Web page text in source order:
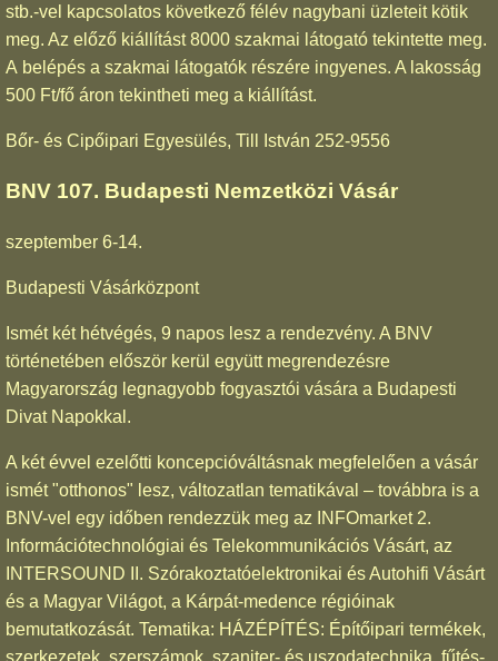
stb.-vel kapcsolatos következő félév nagybani üzleteit kötik
meg. Az előző kiállítást 8000 szakmai látogató tekintette meg.
A belépés a szakmai látogatók részére ingyenes. A lakosság
500 Ft/fő áron tekintheti meg a kiállítást.
Bőr- és Cipőipari Egyesülés, Till István 252-9556
BNV 107. Budapesti Nemzetközi Vásár
szeptember 6-14.
Budapesti Vásárközpont
Ismét két hétvégés, 9 napos lesz a rendezvény. A BNV
történetében először kerül együtt megrendezésre
Magyarország legnagyobb fogyasztói vására a Budapesti
Divat Napokkal.
A két évvel ezelőtti koncepcióváltásnak megfelelően a vásár
ismét "otthonos" lesz, változatlan tematikával – továbbra is a
BNV-vel egy időben rendezzük meg az INFOmarket 2.
Információtechnológiai és Telekommunikációs Vásárt, az
INTERSOUND II. Szórakoztatóelektronikai és Autohifi Vásárt
és a Magyar Világot, a Kárpát-medence régióinak
bemutatkozását. Tematika: HÁZÉPÍTÉS: Építőipari termékek,